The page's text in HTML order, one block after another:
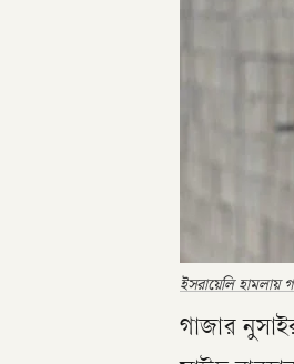
ইসরায়েলি হামলায়
গাজার